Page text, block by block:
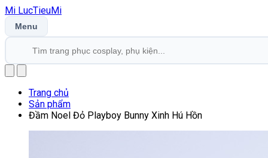
Mi LucTieuMi
Menu
Trang chủ
Sản phẩm
Đầm Noel Đỏ Playboy Bunny Xinh Hú Hồn